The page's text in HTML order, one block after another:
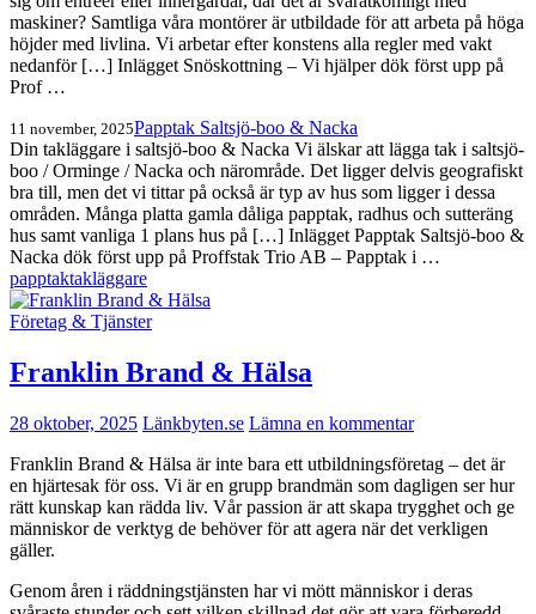
maskiner? Samtliga våra montörer är utbildade för att arbeta på höga
höjder med livlina. Vi arbetar efter konstens alla regler med vakt
nedanför […] Inlägget Snöskottning – Vi hjälper dök först upp på
Prof …
11 november, 2025Papptak Saltsjö-boo & Nacka
Din takläggare i saltsjö-boo & Nacka Vi älskar att lägga tak i saltsjö-
boo / Orminge / Nacka och närområde. Det ligger delvis geografiskt
bra till, men det vi tittar på också är typ av hus som ligger i dessa
områden. Många platta gamla dåliga papptak, radhus och sutteräng
hus samt vanliga 1 plans hus på […] Inlägget Papptak Saltsjö-boo &
Nacka dök först upp på Proffstak Trio AB – Papptak i …
papptaktakläggare
Företag & Tjänster
Franklin Brand & Hälsa
28 oktober, 2025 Länkbyten.se Lämna en kommentar
Franklin Brand & Hälsa är inte bara ett utbildningsföretag – det är
en hjärtesak för oss. Vi är en grupp brandmän som dagligen ser hur
rätt kunskap kan rädda liv. Vår passion är att skapa trygghet och ge
människor de verktyg de behöver för att agera när det verkligen
gäller.
Genom åren i räddningstjänsten har vi mött människor i deras